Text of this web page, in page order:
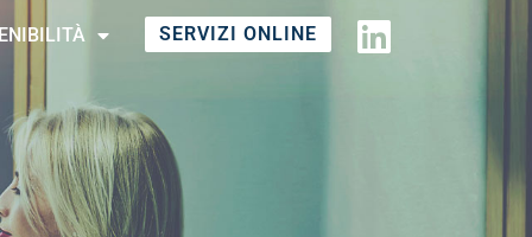
SERVIZI ONLINE